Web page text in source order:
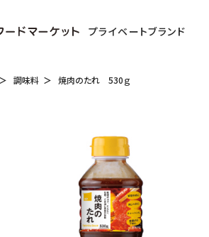
プライベートブランド
調味料 焼肉のたれ 530ｇ